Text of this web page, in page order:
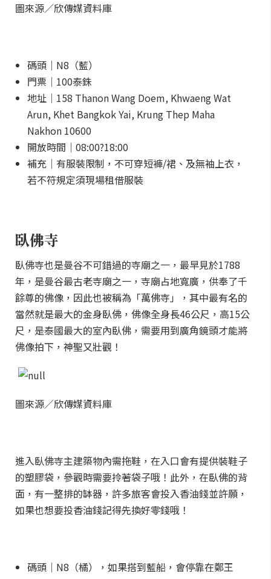
圖來源／欣傳媒資料庫
碼頭｜N8（藍）
門票｜100泰銖
地址｜158 Thanon Wang Doem, Khwaeng Wat
Arun, Khet Bangkok Yai, Krung Thep Maha
Nakhon 10600
開放時間｜08:00?18:00
補充｜有服裝限制，不可穿短褲/裙、及無袖上衣，
若不符規定須現場租借服裝
臥佛寺
臥佛寺也是曼谷不可錯過的寺廟之一，最早見於1788
年，是曼谷最古老寺廟之一，寺廟占地寬廣，供奉了千
餘尊的佛像，因此也被稱為「萬佛寺」，其中最有名的
當然就是最大的金身臥佛，佛像全身長46公尺，高15公
尺，是泰國最大的室內臥佛，需要用到廣角鏡頭才能將
佛像拍下，神聖又壯觀！
圖來源／欣傳媒資料庫
進入臥佛寺主建築物內需拖鞋，在入口會有提供裝鞋子
的塑膠袋，參觀時需要拎著袋子哦！此外，在臥佛的背
面，有一整排的缽器，許多旅客會投入香油錢並許願，
如果也想要投香油錢記得先換好零錢哦！
碼頭｜N8（橘），如果搭到藍船，會停靠在鄭王